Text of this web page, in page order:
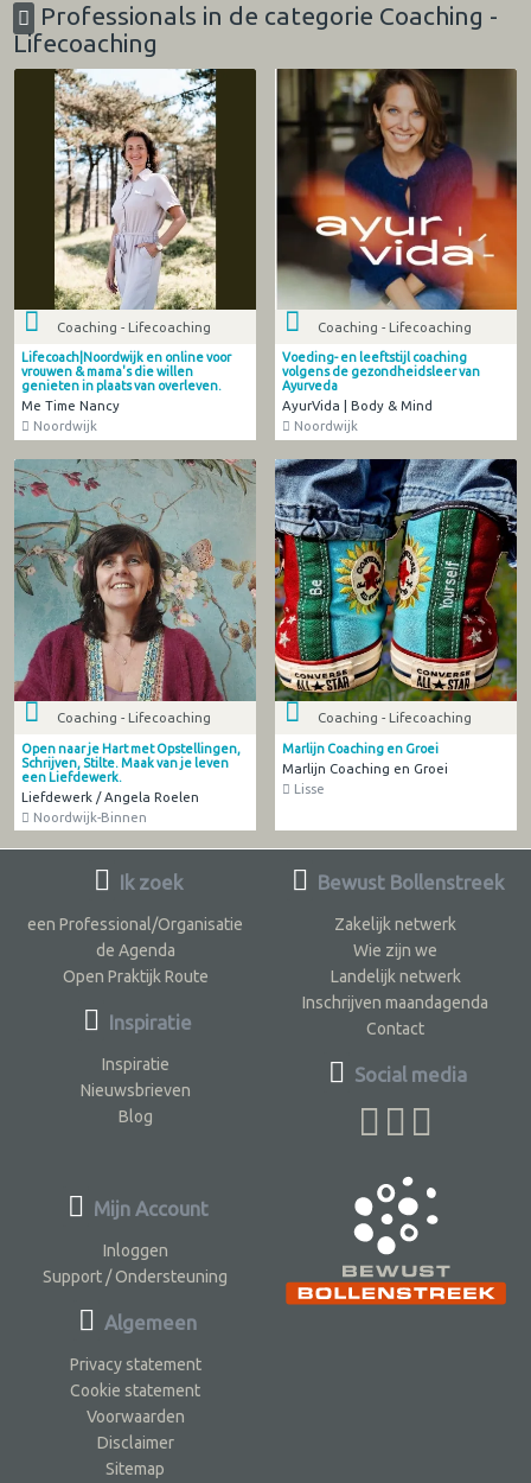
Professionals in de categorie Coaching -
Lifecoaching
Coaching - Lifecoaching
Lifecoach|Noordwijk en online voor
vrouwen & mama's die willen
genieten in plaats van overleven.
Me Time Nancy
Noordwijk
Coaching - Lifecoaching
Voeding- en leeftstijl coaching
volgens de gezondheidsleer van
Ayurveda
AyurVida | Body & Mind
Noordwijk
Coaching - Lifecoaching
Open naar je Hart met Opstellingen,
Schrijven, Stilte. Maak van je leven
een Liefdewerk.
Liefdewerk / Angela Roelen
Noordwijk-Binnen
Coaching - Lifecoaching
Marlijn Coaching en Groei
Marlijn Coaching en Groei
Lisse
Ik zoek
een Professional/Organisatie
de Agenda
Open Praktijk Route
Inspiratie
Inspiratie
Nieuwsbrieven
Blog
Bewust Bollenstreek
Zakelijk netwerk
Wie zijn we
Landelijk netwerk
Inschrijven maandagenda
Contact
Social media
Mijn Account
Inloggen
Support / Ondersteuning
Algemeen
Privacy statement
Cookie statement
Voorwaarden
Disclaimer
Sitemap